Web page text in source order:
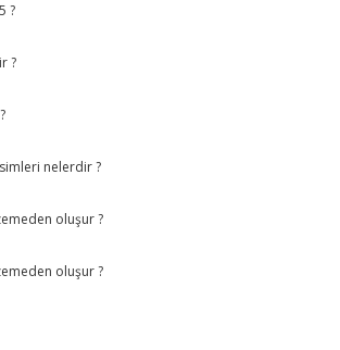
?
?
nelerdir ?
oluşur ?
oluşur ?